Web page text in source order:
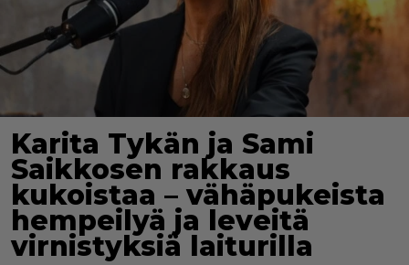
Karita Tykän ja Sami
Saikkosen rakkaus
kukoistaa – vähäpukeista
hempeilyä ja leveitä
virnistyksiä laiturilla